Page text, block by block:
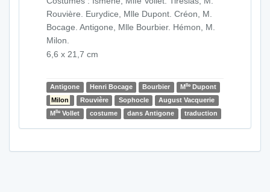
Rouvière. Eurydice, Mlle Dupont. Créon, M.
Bocage. Antigone, Mlle Bourbier. Hémon, M.
Milon.
6,6 x 21,7 cm
Antigone Henri Bocage Bourbier M lle Dupont
Milon
Rouvière Sophocle
August Vacquerie
M lle Vollet costume dans Antigone traduction